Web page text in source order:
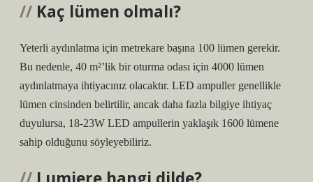
Kaç lümen olmalı?
Yeterli aydınlatma için metrekare başına 100 lümen gerekir.
Bu nedenle, 40 m²’lik bir oturma odası için 4000 lümen
aydınlatmaya ihtiyacınız olacaktır. LED ampuller genellikle
lümen cinsinden belirtilir, ancak daha fazla bilgiye ihtiyaç
duyulursa, 18-23W LED ampullerin yaklaşık 1600 lümene
sahip olduğunu söyleyebiliriz.